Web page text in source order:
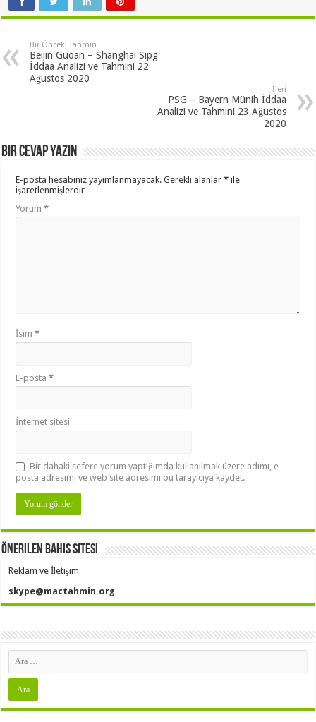
Bir Önceki Tahmin
Beijin Guoan – Shanghai Sipg
İddaa Analizi ve Tahmini 22
Ağustos 2020
İleri
PSG – Bayern Münih İddaa
Analizi ve Tahmini 23 Ağustos
2020
Bir cevap yazın
E-posta hesabınız yayımlanmayacak. Gerekli alanlar* ile
işaretlenmişlerdir
Yorum*
İsim*
E-posta*
İnternet sitesi
Bir dahaki sefere yorum yaptığımda kullanılmak üzere adımı, e-
posta adresimi ve web site adresimi bu tarayıcıya kaydet.
Önerilen Bahis Sitesi
Reklam ve İletişim
skype@mactahmin.org